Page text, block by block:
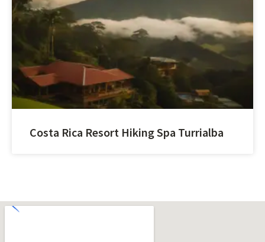
Costa Rica Resort Hiking Spa Turrialba